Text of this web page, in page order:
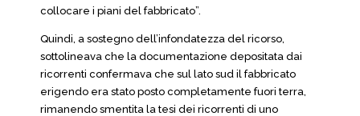
collocare i piani del fabbricato”.
Quindi, a sostegno dell’infondatezza del ricorso,
sottolineava che la documentazione depositata dai
ricorrenti confermava che sul lato sud il fabbricato
erigendo era stato posto completamente fuori terra,
rimanendo smentita la tesi dei ricorrenti di uno